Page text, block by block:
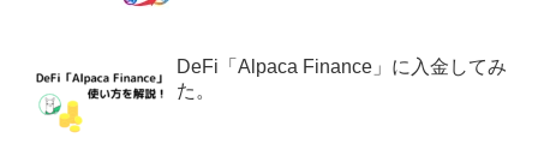
DeFi「Alpaca Finance」に入金してみ
た。